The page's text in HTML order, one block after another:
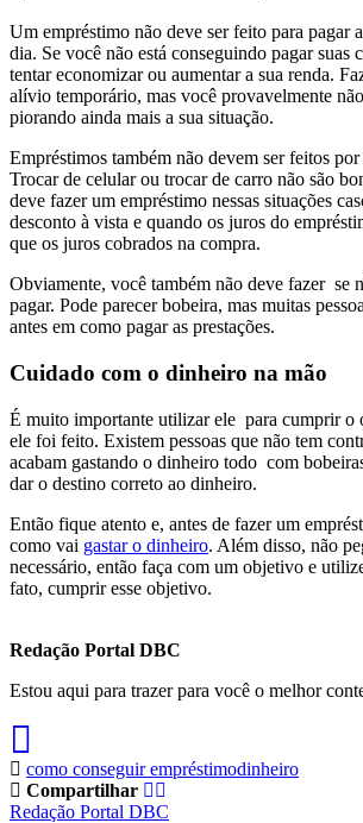
Um empréstimo não deve ser feito para pagar
dia. Se você não está conseguindo pagar suas
tentar economizar ou aumentar a sua renda.
alívio temporário, mas você provavelmente
piorando ainda mais a sua situação.
Empréstimos também não devem ser feitos
Trocar de celular ou trocar de carro não são
deve fazer um empréstimo nessas situações
desconto à vista e quando os juros do
que os juros cobrados na compra.
Obviamente, você também não deve fazer se
pagar. Pode parecer bobeira, mas muitas
antes em como pagar as prestações.
Cuidado com o dinheiro na mão
É muito importante utilizar ele para cumprir o
ele foi feito. Existem pessoas que não tem
acabam gastando o dinheiro todo com
dar o destino correto ao dinheiro.
Então fique atento e, antes de fazer um
como vai gastar o dinheiro. Além disso, não
necessário, então faça com um objetivo e
fato, cumprir esse objetivo.
Redação Portal DBC
Estou aqui para trazer para você o melhor
como conseguir empréstimodinheiro
Compartilhar
Redação Portal DBC